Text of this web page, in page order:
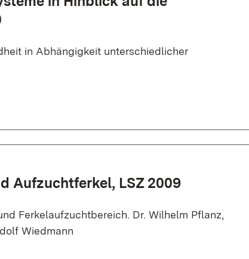
in Abhängigkeit unterschiedlicher
Aufzuchtferkel, LSZ 2009
Ferkelaufzuchtbereich. Dr. Wilhelm Pflanz,
Wiedmann